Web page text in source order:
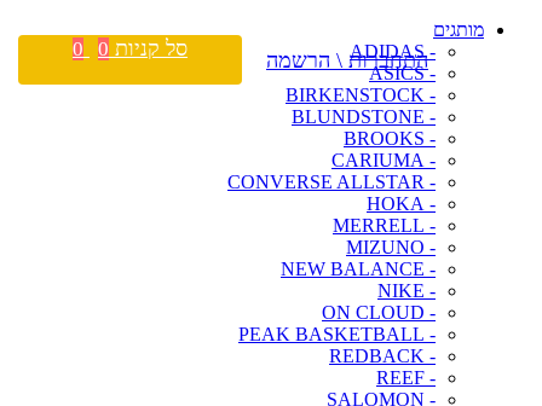
מותגים
- ADIDAS
- ASICS
- BIRKENSTOCK
- BLUNDSTONE
- BROOKS
- CARIUMA
- CONVERSE ALLSTAR
- HOKA
- MERRELL
- MIZUNO
- NEW BALANCE
- NIKE
- ON CLOUD
- PEAK BASKETBALL
- REDBACK
- REEF
- SALOMON
התחברות \ הרשמה סל קניות 0
0